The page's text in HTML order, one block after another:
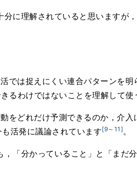
に理解されていると思いますが
では捉えにくい連合パターンを
るわけではないことを理解して使
をどれだけ予測できるのか，介入
活発に議論されています[9～11]。
「分かっていること」と「まだ